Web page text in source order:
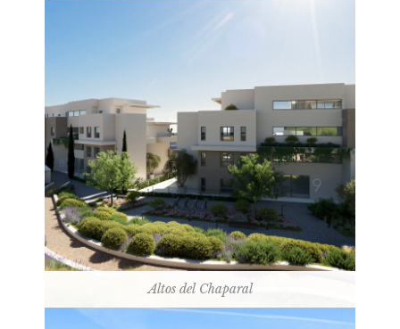
Altos del Chaparal